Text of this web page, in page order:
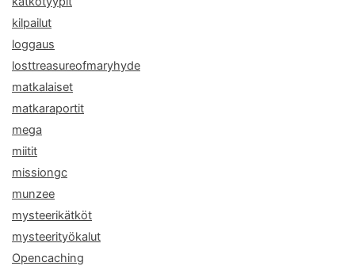
kilpailut
loggaus
losttreasureofmaryhyde
matkalaiset
matkaraportit
mega
miitit
missiongc
munzee
mysteerikätköt
mysteerityökalut
Opencaching